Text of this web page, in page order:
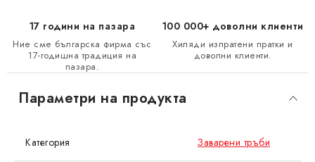
17 години на пазара
Ние сме българска фирма със
17-годишна традиция на
пазара.
100 000+ доволни клиенти
Хиляди изпратени пратки и
доволни клиенти.
Параметри на продукта
Категория Заварени тръби